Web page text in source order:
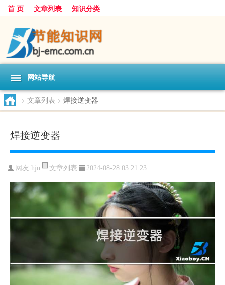
首 页 文章列表 知识分类
网站导航
> 文章列表 > 焊接逆变器
焊接逆变器
网友:hjn 文章列表 2024-08-28 03:21:23